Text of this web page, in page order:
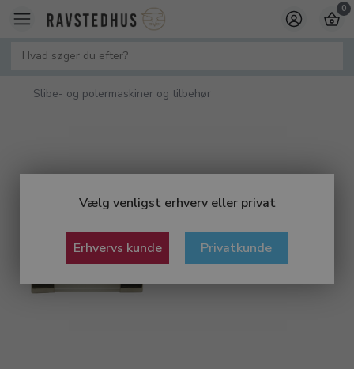
Vælg venligst erhverv eller privat
Erhvervs kunde Privatkunde
0
Slibe- og polermaskiner og tilbehør